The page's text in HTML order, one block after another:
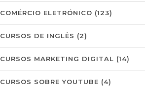
COMÉRCIO ELETRÓNICO (123)
CURSOS DE INGLÊS (2)
CURSOS MARKETING DIGITAL (14)
CURSOS SOBRE YOUTUBE (4)